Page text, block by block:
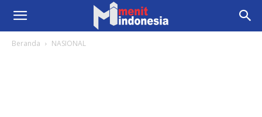
Beranda NASIONAL